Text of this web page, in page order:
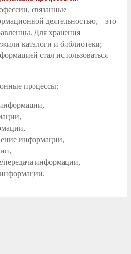
связанные
деятельностью, – это
Для хранения
каталоги и библиотеки;
стал использоваться
процессы:
информации,
передача информации,